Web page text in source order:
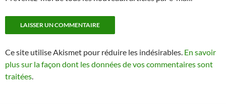
Ce site utilise Akismet pour réduire les indésirables. En savoir
plus sur la façon dont les données de vos commentaires sont
traitées.